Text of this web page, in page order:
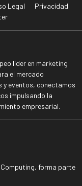
Legal
Privacidad
líder en marketing
el mercado
eventos, conectamos
impulsando la
empresarial.
forma parte